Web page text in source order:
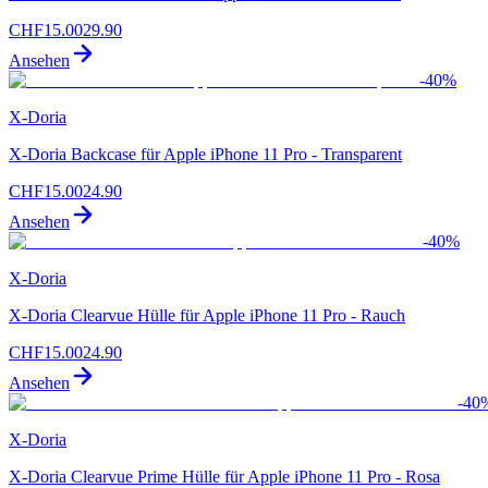
CHF15.0029.90
Ansehen
-40%
X-Doria
X-Doria Backcase für Apple iPhone 11 Pro - Transparent
CHF15.0024.90
Ansehen
-40%
X-Doria
X-Doria Clearvue Hülle für Apple iPhone 11 Pro - Rauch
CHF15.0024.90
Ansehen
-40
X-Doria
X-Doria Clearvue Prime Hülle für Apple iPhone 11 Pro - Rosa